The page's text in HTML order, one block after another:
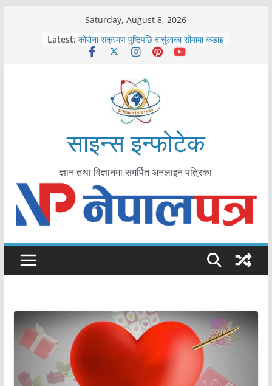
Saturday, August 8, 2026
Latest:
काभ्रेपलाञ्चोकमा आयुर्वेद स्वास्थ्योपचारतर्फ
आकर्षण बढ्दै
कोरोना संक्रमण पुष्टिपछि दार्चुलाका सीमामा कडाइ
मकवानपुरमा खोरेत रोग विरुद्धको खोप लगाउन
आयुर्वेद चिकित्सा प्रणालीको भूमिका महत्वपूर्ण छ :
मुख्यमन्त्री शाह
साइन्स इन्फोटेक
ज्ञान तथा विज्ञानमा समर्पित अनलाइन पत्रिका